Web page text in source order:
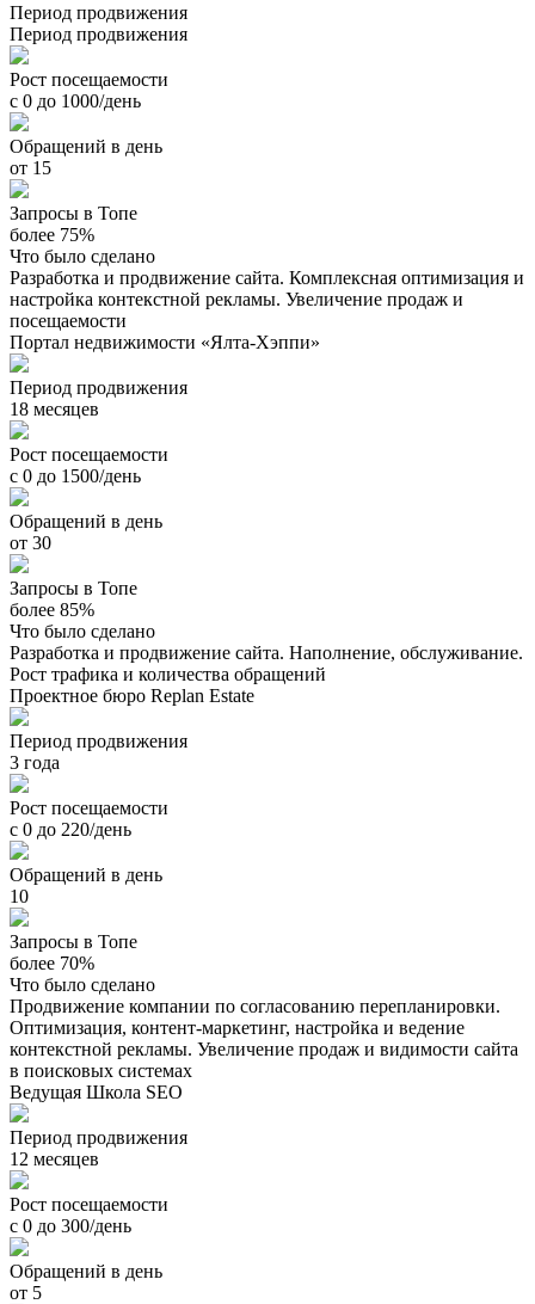
Период продвижения
Период продвижения
Рост посещаемости
с 0 до 1000/день
Обращений в день
от 15
Запросы в Топе
более 75%
Что было сделано
Разработка и продвижение сайта. Комплексная оптимизация и
настройка контекстной рекламы. Увеличение продаж и
посещаемости
Портал недвижимости «Ялта-Хэппи»
Период продвижения
18 месяцев
Рост посещаемости
с 0 до 1500/день
Обращений в день
от 30
Запросы в Топе
более 85%
Что было сделано
Разработка и продвижение сайта. Наполнение, обслуживание.
Рост трафика и количества обращений
Проектное бюро Replan Estate
Период продвижения
3 года
Рост посещаемости
с 0 до 220/день
Обращений в день
10
Запросы в Топе
более 70%
Что было сделано
Продвижение компании по согласованию перепланировки.
Оптимизация, контент-маркетинг, настройка и ведение
контекстной рекламы. Увеличение продаж и видимости сайта
в поисковых системах
Ведущая Школа SEO
Период продвижения
12 месяцев
Рост посещаемости
с 0 до 300/день
Обращений в день
от 5